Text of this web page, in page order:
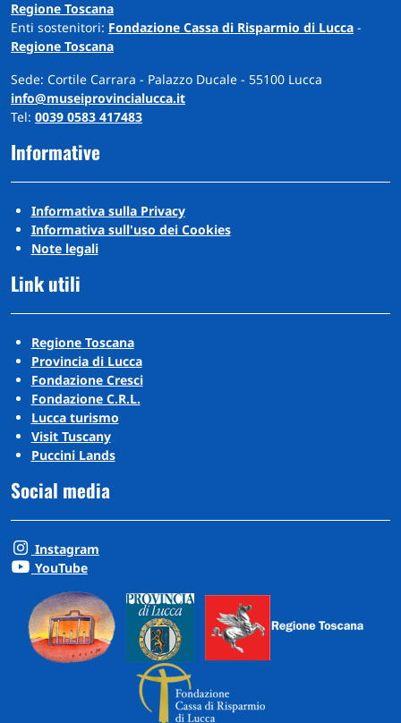
Regione Toscana
Enti sostenitori: Fondazione Cassa di Risparmio di Lucca -
Regione Toscana
Sede: Cortile Carrara - Palazzo Ducale - 55100 Lucca
info@museiprovincialucca.it
Tel: 0039 0583 417483
Informative
Informativa sulla Privacy
Informativa sull'uso dei Cookies
Note legali
Link utili
Regione Toscana
Provincia di Lucca
Fondazione Cresci
Fondazione C.R.L.
Lucca turismo
Visit Tuscany
Puccini Lands
Social media
Instagram
YouTube